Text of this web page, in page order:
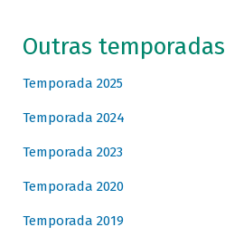
Outras temporadas
Temporada 2025
Temporada 2024
Temporada 2023
Temporada 2020
Temporada 2019